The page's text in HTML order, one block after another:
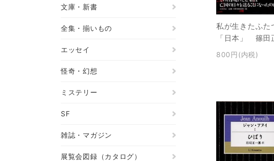
私が生きたふた
「日本」 篠田
800円(内税)
文庫・新書
全集・揃いもの
エッセイ
怪奇・幻想
ミステリー
SF
雑誌・マガジン
展覧会図録（カタログ）